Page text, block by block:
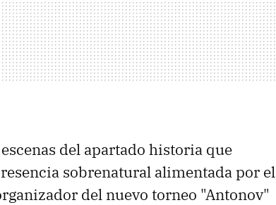
del apartado historia que
sobrenatural alimentada por el
del nuevo torneo "Antonov"